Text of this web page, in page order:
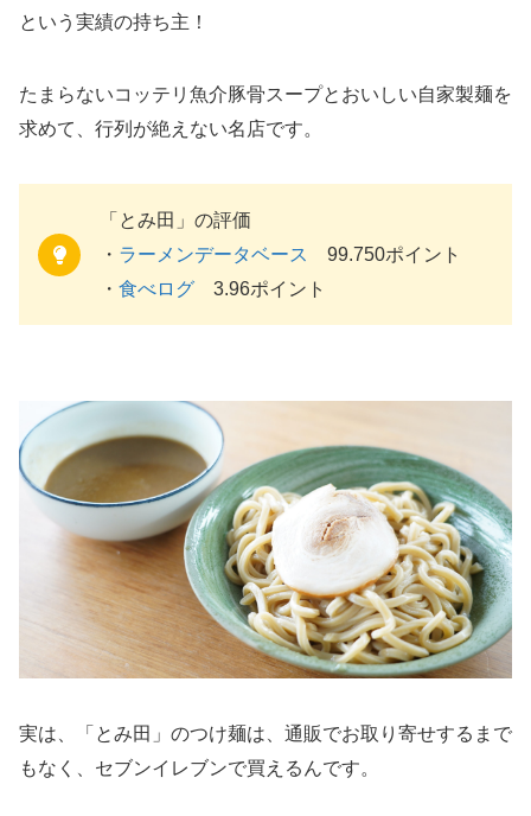
という実績の持ち主！
たまらないコッテリ魚介豚骨スープとおいしい自家製麺を
求めて、行列が絶えない名店です。
「とみ田」の評価
・ ラーメンデータベース
99.750ポイント
・ 食べログ 3.96ポイント
実は、「とみ田」のつけ麺は、通販でお取り寄せするまで
もなく、セブンイレブンで買えるんです。